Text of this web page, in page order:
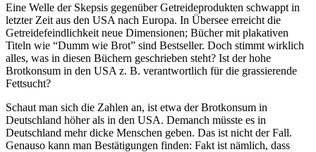
Eine Welle der Skepsis gegenüber Getreideprodukten schwappt in
letzter Zeit aus den USA nach Europa. In Übersee erreicht die
Getreidefeindlichkeit neue Dimensionen; Bücher mit plakativen
Titeln wie “Dumm wie Brot” sind Bestseller. Doch stimmt wirklich
alles, was in diesen Büchern geschrieben steht? Ist der hohe
Brotkonsum in den USA z. B. verantwortlich für die grassierende
Fettsucht?
Schaut man sich die Zahlen an, ist etwa der Brotkonsum in
Deutschland höher als in den USA. Demanch müsste es in
Deutschland mehr dicke Menschen geben. Das ist nicht der Fall.
Genauso kann man Bestätigungen finden: Fakt ist nämlich, dass